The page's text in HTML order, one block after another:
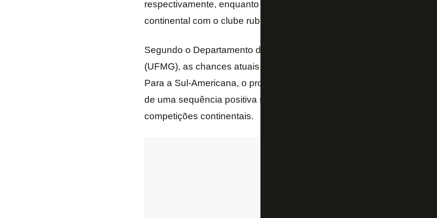
respectivamente, enquanto o Athletico-PR, que disputa a final da
continental com o clube rubro-negro, está em sexto.
Segundo o Departamento de Matemática da Universidade Federal
(UFMG), as chances atuais do Botafogo garantir vaga na
Para a Sul-Americana, o prospecto é maior: 62,3%. Por isso, o time
de uma sequência positiva se quiser garantir a participação em
competições continentais.